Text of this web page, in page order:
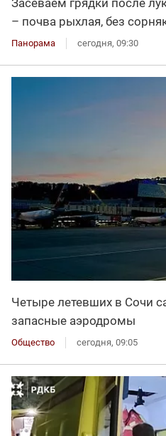
Засеваем грядки после
– почва рыхлая, без
Панорама сегодня, 09:30
Четыре летевших в Сочи
запасные аэродромы
Общество сегодня, 09:05